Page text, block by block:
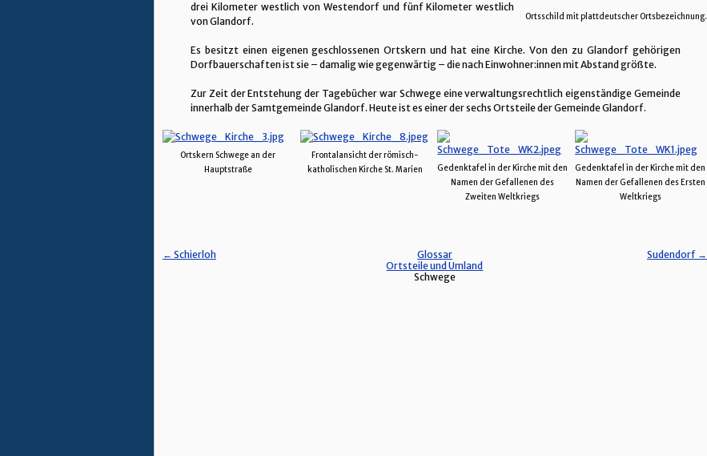
Ortsschild mit plattdeutscher Ortsbezeichnung.
drei Kilometer westlich von Westendorf und fünf Kilometer westlich
von Glandorf.
Es besitzt einen eigenen geschlossenen Ortskern und hat eine Kirche. Von den zu Glandorf gehörigen
Dorfbauerschaften ist sie – damalig wie gegenwärtig – die nach Einwohner:innen mit Abstand größte.
Zur Zeit der Entstehung der Tagebücher war Schwege eine verwaltungsrechtlich eigenständige Gemeinde
innerhalb der Samtgemeinde Glandorf. Heute ist es einer der sechs Ortsteile der Gemeinde Glandorf.
Ortskern Schwege an der
Hauptstraße
Frontalansicht der römisch-
katholischen Kirche St. Marien
Gedenktafel in der Kirche mit den
Namen der Gefallenen des
Zweiten Weltkriegs
Gedenktafel in der Kirche mit den
Namen der Gefallenen des Ersten
Weltkriegs
← Schierloh Sudendorf →
Glossar
Ortsteile und Umland
Schwege